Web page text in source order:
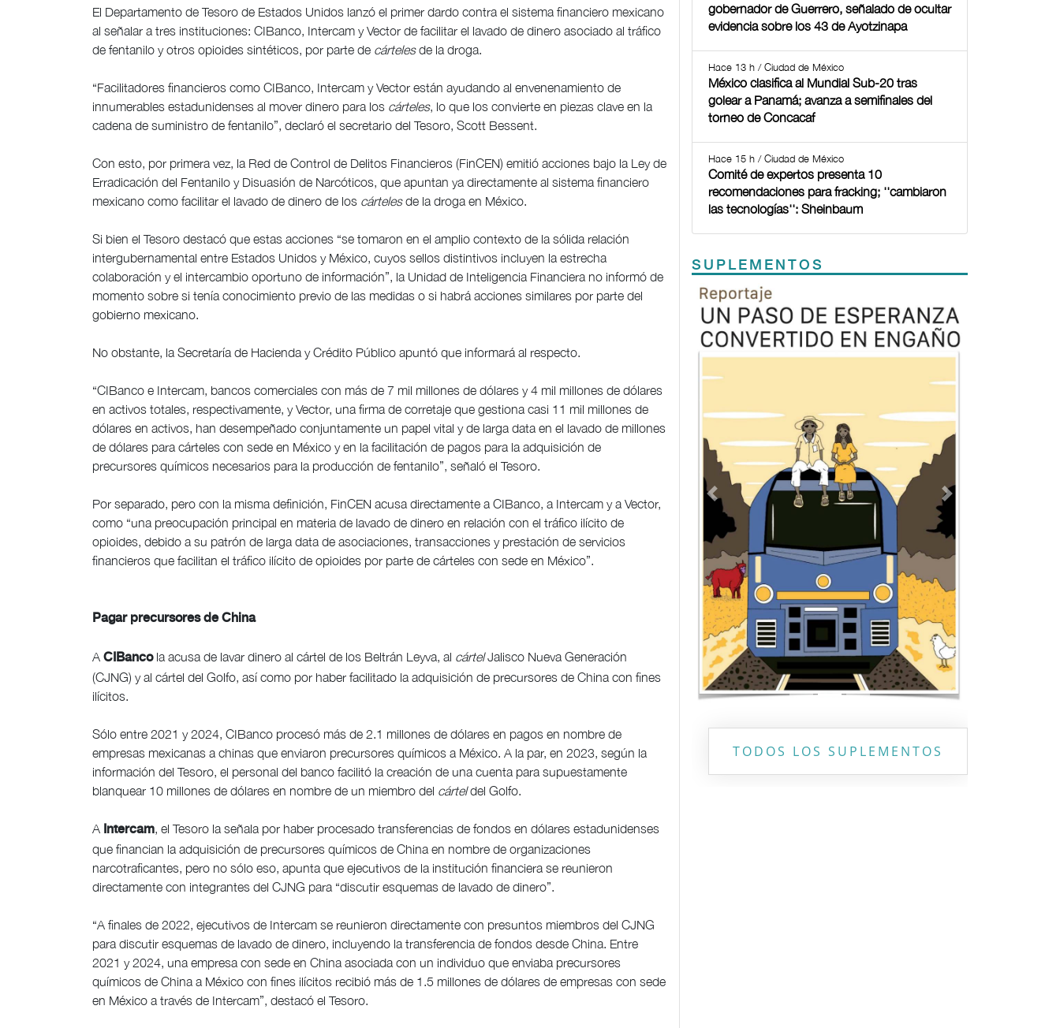
El Departamento de Tesoro de Estados Unidos lanzó el primer dardo contra el sistema financiero mexicano
al señalar a tres instituciones: CIBanco, Intercam y Vector de facilitar el lavado de dinero asociado al tráfico
de fentanilo y otros opioides sintéticos, por parte de cártelesde la droga.
“Facilitadores financieros como CIBanco, Intercam y Vector están ayudando al envenenamiento de
innumerables estadunidenses al mover dinero para los cárteles, lo que los convierte en piezas clave en la
cadena de suministro de fentanilo”, declaró el secretario del Tesoro, Scott Bessent.
Con esto, por primera vez, la Red de Control de Delitos Financieros (FinCEN) emitió acciones bajo la Ley de
Erradicación del Fentanilo y Disuasión de Narcóticos, que apuntan ya directamente al sistema financiero
mexicano como facilitar el lavado de dinero de los cártelesde la droga en México.
Si bien el Tesoro destacó que estas acciones “se tomaron en el amplio contexto de la sólida relación
intergubernamental entre Estados Unidos y México, cuyos sellos distintivos incluyen la estrecha
colaboración y el intercambio oportuno de información”, la Unidad de Inteligencia Financiera no informó de
momento sobre si tenía conocimiento previo de las medidas o si habrá acciones similares por parte del
gobierno mexicano.
No obstante, la Secretaría de Hacienda y Crédito Público apuntó que informará al respecto.
“CIBanco e Intercam, bancos comerciales con más de 7 mil millones de dólares y 4 mil millones de dólares
en activos totales, respectivamente, y Vector, una firma de corretaje que gestiona casi 11 mil millones de
dólares en activos, han desempeñado conjuntamente un papel vital y de larga data en el lavado de millones
de dólares para cárteles con sede en México y en la facilitación de pagos para la adquisición de
precursores químicos necesarios para la producción de fentanilo”, señaló el Tesoro.
Por separado, pero con la misma definición, FinCEN acusa directamente a CIBanco, a Intercam y a Vector,
como “una preocupación principal en materia de lavado de dinero en relación con el tráfico ilícito de
opioides, debido a su patrón de larga data de asociaciones, transacciones y prestación de servicios
financieros que facilitan el tráfico ilícito de opioides por parte de cárteles con sede en México”.
Pagar precursores de China
A CIBancola acusa de lavar dinero al cártel de los Beltrán Leyva, al cártelJalisco Nueva Generación
(CJNG) y al cártel del Golfo, así como por haber facilitado la adquisición de precursores de China con fines
ilícitos.
Sólo entre 2021 y 2024, CIBanco procesó más de 2.1 millones de dólares en pagos en nombre de
empresas mexicanas a chinas que enviaron precursores químicos a México. A la par, en 2023, según la
información del Tesoro, el personal del banco facilitó la creación de una cuenta para supuestamente
blanquear 10 millones de dólares en nombre de un miembro del cárteldel Golfo.
A Intercam, el Tesoro la señala por haber procesado transferencias de fondos en dólares estadunidenses
que financian la adquisición de precursores químicos de China en nombre de organizaciones
narcotraficantes, pero no sólo eso, apunta que ejecutivos de la institución financiera se reunieron
directamente con integrantes del CJNG para “discutir esquemas de lavado de dinero”.
“A finales de 2022, ejecutivos de Intercam se reunieron directamente con presuntos miembros del CJNG
para discutir esquemas de lavado de dinero, incluyendo la transferencia de fondos desde China. Entre
2021 y 2024, una empresa con sede en China asociada con un individuo que enviaba precursores
químicos de China a México con fines ilícitos recibió más de 1.5 millones de dólares de empresas con sede
en México a través de Intercam”, destacó el Tesoro.
gobernador de Guerrero, señalado de ocultar
evidencia sobre los 43 de Ayotzinapa
Hace 13 h / Ciudad de México
México clasifica al Mundial Sub-20 tras
golear a Panamá; avanza a semifinales del
torneo de Concacaf
Hace 15 h / Ciudad de México
Comité de expertos presenta 10
recomendaciones para fracking; ''cambiaron
las tecnologías'': Sheinbaum
SUPLEMENTOS
Previous Next
TODOS LOS SUPLEMENTOS